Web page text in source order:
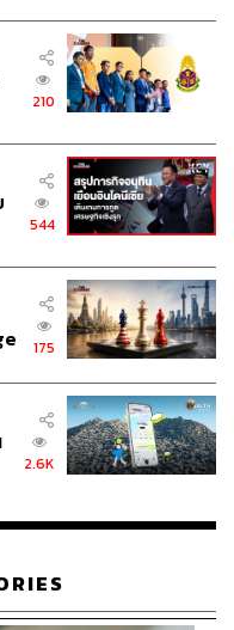
210
544
175
2.6K